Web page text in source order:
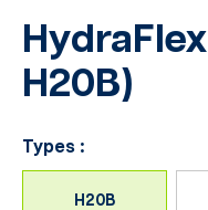
HydraFlex
H20B)
Types :
H20B